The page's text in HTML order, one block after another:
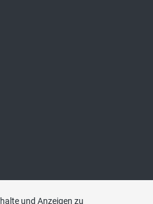
und Anzeigen zu